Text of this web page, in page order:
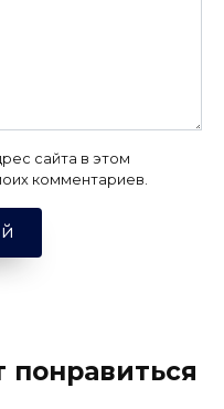
сайта в этом
комментариев.